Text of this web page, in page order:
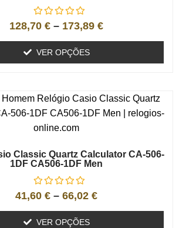
128,70 € – 173,89 €
VER OPÇÕES
Classic Quartz Calculator CA-506-
1DF CA506-1DF Men
41,60 € – 66,02 €
VER OPÇÕES